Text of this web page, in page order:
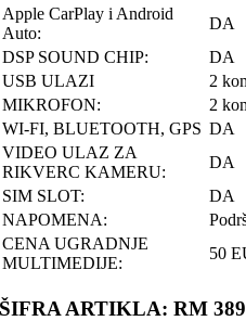
Apple CarPlay i Android
Auto:
DA
DSP SOUND CHIP:
DA
USB ULAZI
2
MIKROFON:
2
WI-FI, BLUETOOTH, GPS DA
VIDEO ULAZ ZA
RIKVERC KAMERU:
DA
SIM SLOT:
DA
NAPOMENA:
CENA UGRADNJE
MULTIMEDIJE:
50
ŠIFRA ARTIKLA: RM 389